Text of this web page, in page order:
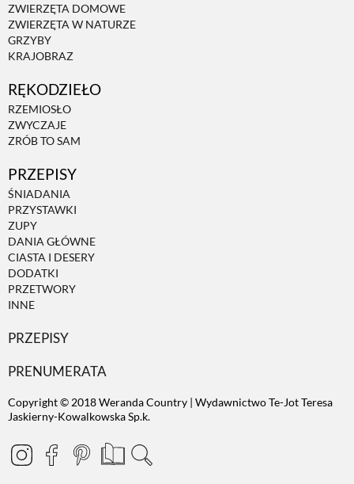
ZWIERZĘTA DOMOWE
ZWIERZĘTA W NATURZE
GRZYBY
KRAJOBRAZ
RĘKODZIEŁO
RZEMIOSŁO
ZWYCZAJE
ZRÓB TO SAM
PRZEPISY
ŚNIADANIA
PRZYSTAWKI
ZUPY
DANIA GŁÓWNE
CIASTA I DESERY
DODATKI
PRZETWORY
INNE
PRZEPISY
PRENUMERATA
Copyright © 2018 Weranda Country | Wydawnictwo Te-Jot Teresa
Jaskierny-Kowalkowska Sp.k.